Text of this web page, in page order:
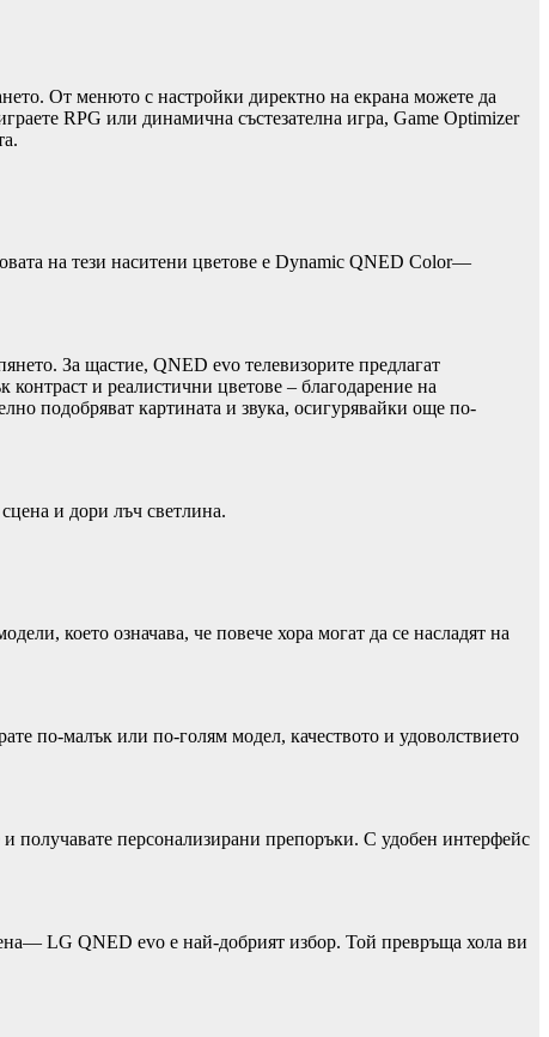
От менюто с настройки директно на екрана можете да
RPG или динамична състезателна игра, Game Optimizer
на тези наситени цветове е Dynamic QNED Color—
За щастие, QNED evo телевизорите предлагат
и реалистични цветове – благодарение на
подобряват картината и звука, осигурявайки още по-
и дори лъч светлина.
което означава, че повече хора могат да се насладят на
по-малък или по-голям модел, качеството и удоволствието
получавате персонализирани препоръки. С удобен интерфейс
LG QNED evo е най-добрият избор. Той превръща хола ви